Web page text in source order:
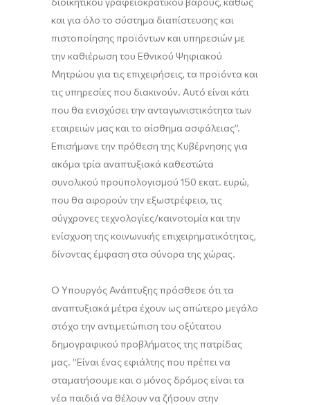
και για όλο το σύστημα διαπίστευσης και
πιστοποίησης προϊόντων και υπηρεσιών με
την καθιέρωση του Εθνικού Ψηφιακού
Μητρώου για τις επιχειρήσεις, τα προϊόντα και
τις υπηρεσίες που διακινούν. Αυτό είναι κάτι
που θα ενισχύσει την ανταγωνιστικότητα των
εταιρειών μας και το αίσθημα ασφάλειας”.
Επισήμανε την πρόθεση της Κυβέρνησης για
ακόμα τρία αναπτυξιακά καθεστώτα
συνολικού προϋπολογισμού 150 εκατ. ευρώ,
που θα αφορούν την εξωστρέφεια, τις
σύγχρονες τεχνολογίες/καινοτομία και την
ενίσχυση της κοινωνικής επιχειρηματικότητας,
δίνοντας έμφαση στα σύνορα της χώρας.
Ο Υπουργός Ανάπτυξης πρόσθεσε ότι τα
αναπτυξιακά μέτρα έχουν ως απώτερο μεγάλο
στόχο την αντιμετώπιση του οξύτατου
δημογραφικού προβλήματος της πατρίδας
μας. ”Είναι ένας εφιάλτης που πρέπει να
σταματήσουμε και ο μόνος δρόμος είναι τα
νέα παιδιά να θέλουν να ζήσουν στην